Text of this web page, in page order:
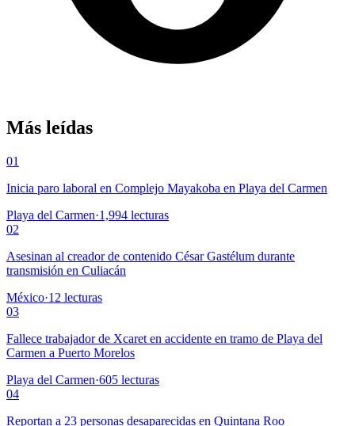
Más leídas
01
Inicia paro laboral en Complejo Mayakoba en Playa del Carmen
Playa del Carmen·1,994 lecturas
02
Asesinan al creador de contenido César Gastélum durante
transmisión en Culiacán
México·12 lecturas
03
Fallece trabajador de Xcaret en accidente en tramo de Playa del
Carmen a Puerto Morelos
Playa del Carmen·605 lecturas
04
Reportan a 23 personas desaparecidas en Quintana Roo